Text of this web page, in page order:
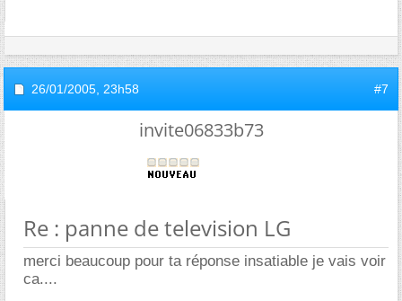
26/01/2005, 23h58 #7
invite06833b73
Re : panne de television LG
merci beaucoup pour ta réponse insatiable je vais voir
ca....